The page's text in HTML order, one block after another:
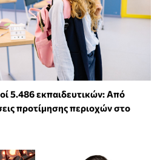
5.486 εκπαιδευτικών: Από
προτίμησης περιοχών στο